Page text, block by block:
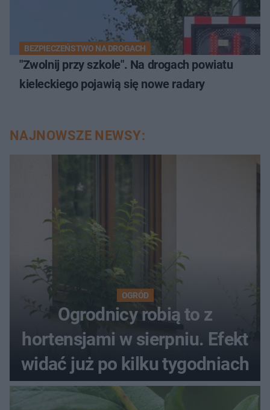
BEZPIECZEŃSTWO NA DROGACH
"Zwolnij przy szkole". Na drogach powiatu
kieleckiego pojawią się nowe radary
NAJNOWSZE NEWSY:
OGRÓD
Ogrodnicy robią to z
hortensjami w sierpniu. Efekt
widać już po kilku tygodniach